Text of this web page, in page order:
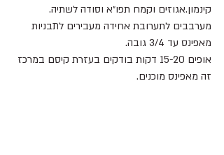
קינמון.אגוזים וקמח תפו״א וסודה לשתיה.
מערבבים לתערובת אחידה מעבירים לתבניות
מאפינס עד 3/4 גובה.
אופים 15-20 דקות בודקים בעזרת קיסם במרכז
זה מאפינס מוכנים.